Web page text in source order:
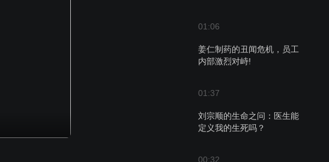
01:06
姜仁制药的丑闻危机，员工
内部激烈对峙!
01:37
刘宗顺的生命之问：医生能
定义我的生死吗？
00:32